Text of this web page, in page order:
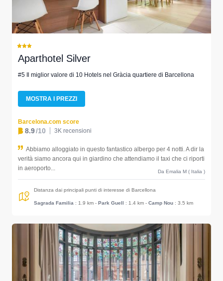
Aparthotel Silver
#5 Il miglior valore di 10 Hotels nel Gràcia quartiere di Barcellona
MOSTRA I PREZZI
Barcelona.com score
8.9/10 3K recensioni
Abbiamo alloggiato in questo fantastico albergo per 4 notti. A dir la
verità siamo ancora qui in giardino che attendiamo il taxi che ci riporti
in aeroporto...
Da Emalia M ( Italia )
Distanza dai principali punti di interesse di Barcellona
Sagrada Familia : 1.9 km - Park Guell : 1.4 km - Camp Nou : 3.5 km